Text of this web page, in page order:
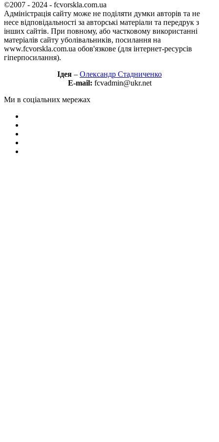
©2007 - 2024 - fcvorskla.com.ua
Адміністрація сайту може не поділяти думки авторів та не
несе відповідальності за авторські матеріали та передрук з
інших сайтів. При повному, або частковому використанні
матеріалів сайту уболівальників, посилання на
www.fcvorskla.com.ua обов'язкове (для інтернет-ресурсів
гіперпосилання).
Ідея – Олександр Стадниченко
E-mail: fcvadmin@ukr.net
Ми в соціальних мережах